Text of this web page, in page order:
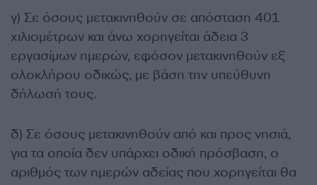
γ) Σε όσους μετακινηθούν σε απόσταση 401
χιλιομέτρων και άνω χορηγείται άδεια 3
εργασίμων ημερών, εφόσον μετακινηθούν εξ
ολοκλήρου οδικώς, με βάση την υπεύθυνη
δήλωσή τους.
δ) Σε όσους μετακινηθούν από και προς νησιά,
για τα οποία δεν υπάρχει οδική πρόσβαση, ο
αριθμός των ημερών αδείας που χορηγείται θα